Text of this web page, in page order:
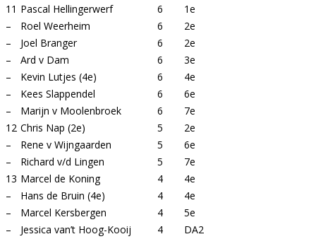
11 Pascal Hellingerwerf 6
1e
–
Roel Weerheim 6
2e
–
Joel Branger 6
2e
–
Ard v Dam 6
3e
–
Kevin Lutjes (4e) 6
4e
–
Kees Slappendel 6
6e
–
Marijn v Moolenbroek 6
7e
12 Chris Nap (2e) 5
2e
–
Rene v Wijngaarden 5
6e
–
Richard v/d Lingen 5
7e
13 Marcel de Koning 4
4e
–
Hans de Bruin (4e) 4
4e
–
Marcel Kersbergen 4
5e
–
Jessica van’t Hoog-Kooij 4
DA2